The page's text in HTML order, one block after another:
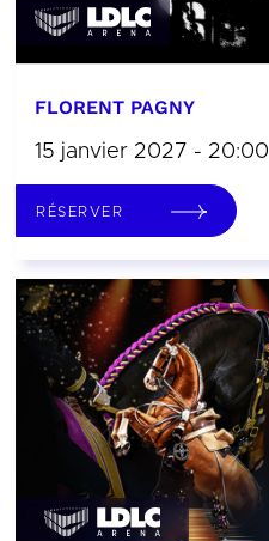
FLORENT PAGNY
15 janvier 2027 - 20:00
RÉSERVER